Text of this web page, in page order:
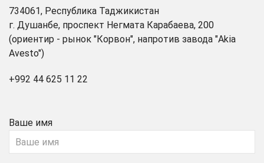
734061, Республика Таджикистан
г. Душанбе, проспект Негмата Карабаева, 200
(ориентир - рынок "Корвон", напротив завода "Akia
Avesto")
+992 44 625 11 22
Ваше имя